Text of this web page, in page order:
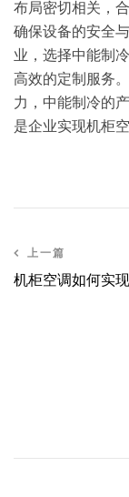
布局密切相关，
确保设备的安全
业，选择中能制
高效的定制服务
力，中能制冷的
是企业实现机柜
上一篇
机柜空调如何实